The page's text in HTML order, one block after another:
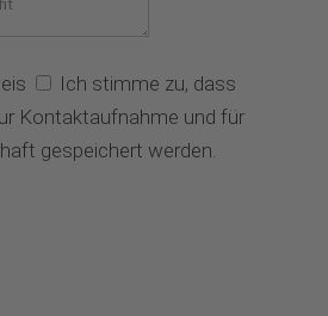
Ich stimme zu, dass
Kontaktaufnahme und für
gespeichert werden.